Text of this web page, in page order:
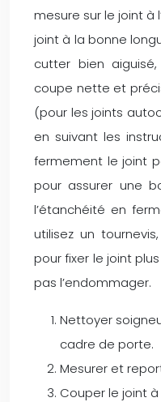
mesure sur le joint à
joint à la bonne
cutter bien
coupe nette et
(pour les joints
en suivant les
fermement le joint
pour assurer une
l’étanchéité en
utilisez un
pour fixer le joint
pas l’endommager.
Nettoyer
cadre de porte.
Mesurer et
Couper le joint